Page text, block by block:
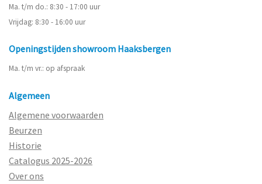
Ma. t/m do.: 8:30 - 17:00 uur
Vrijdag: 8:30 - 16:00 uur
Openingstijden showroom Haaksbergen
Ma. t/m vr.: op afspraak
Algemeen
Algemene voorwaarden
Beurzen
Historie
Catalogus 2025-2026
Over ons